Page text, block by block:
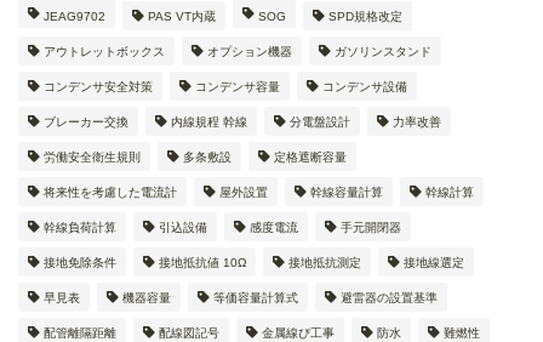
JEAG9702 PAS VT内蔵 SOG SPD規格改定
アウトレットボックス オプション機器 ガソリンスタンド
コンデンサ安全対策 コンデンサ容量 コンデンサ設備
ブレーカー交換 内線規程 幹線 分電盤設計 力率改善
労働安全衛生規則 多条敷設 定格遮断容量
将来性を考慮した電流計 屋外設置 幹線容量計算 幹線計算
幹線負荷計算 引込設備 感度電流 手元開閉器
接地免除条件 接地抵抗値 10Ω 接地抵抗測定 接地線選定
早見表 機器容量 等価容量計算式 避雷器の設置基準
配管離隔距離 配線図記号 金属線ぴ工事 防水 難燃性